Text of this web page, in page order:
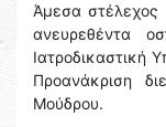
Άμεσα στέλεχος
ανευρεθέντα
Ιατροδικαστική
Προανάκριση
Μούδρου.